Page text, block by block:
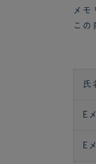
メ
この
氏
E
E